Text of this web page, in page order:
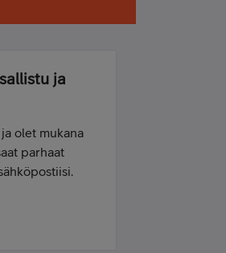
ja
olet mukana
parhaat